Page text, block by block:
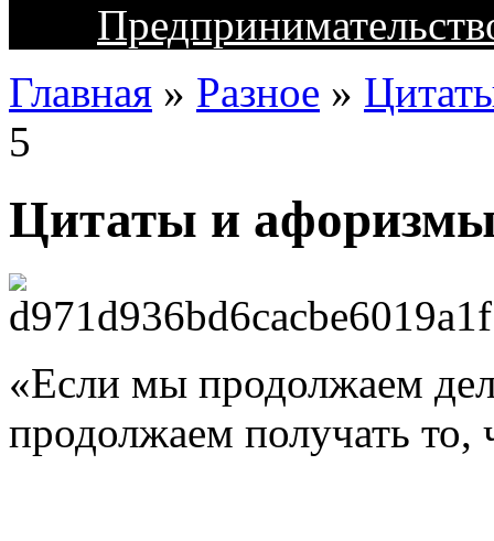
Главная » Разное »
5
Цитаты и
«Если мы продолжаем
продолжаем получать